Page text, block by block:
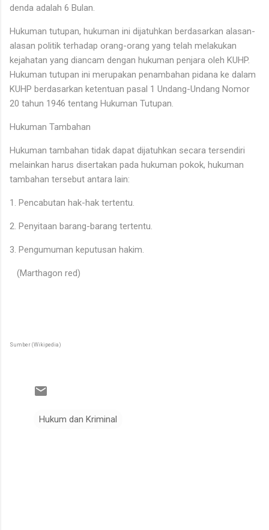
denda adalah 6 Bulan.
Hukuman tutupan, hukuman ini dijatuhkan berdasarkan alasan-
alasan politik terhadap orang-orang yang telah melakukan
kejahatan yang diancam dengan hukuman penjara oleh KUHP.
Hukuman tutupan ini merupakan penambahan pidana ke dalam
KUHP berdasarkan ketentuan pasal 1 Undang-Undang Nomor
20 tahun 1946 tentang Hukuman Tutupan.
Hukuman Tambahan
Hukuman tambahan tidak dapat dijatuhkan secara tersendiri
melainkan harus disertakan pada hukuman pokok, hukuman
tambahan tersebut antara lain:
1. Pencabutan hak-hak tertentu.
2. Penyitaan barang-barang tertentu.
3. Pengumuman keputusan hakim.
(Marthagon red)
Sumber (Wikipedia)
Hukum dan Kriminal